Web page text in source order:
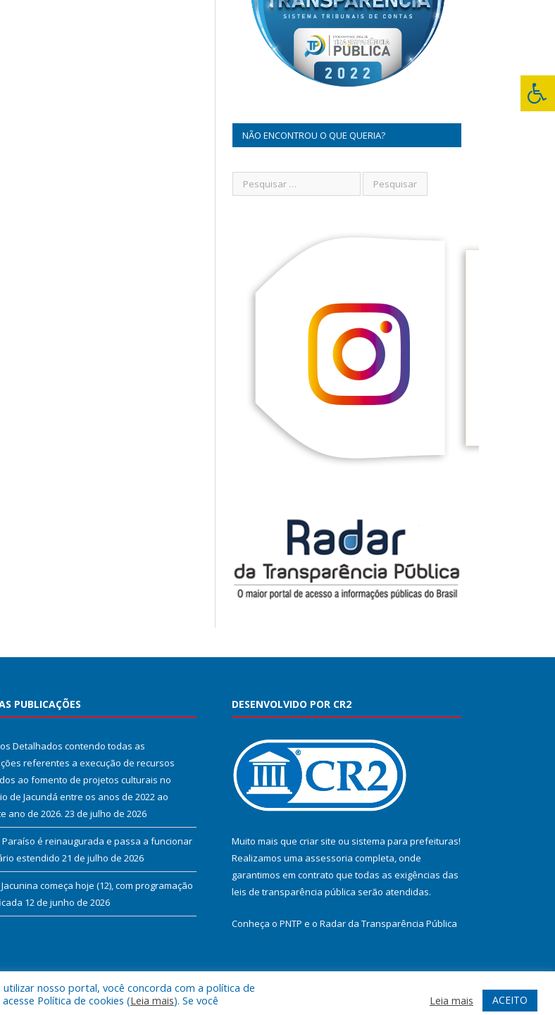
NÃO ENCONTROU O QUE QUERIA?
PUBLICAÇÕES
Detalhados contendo todas as
referentes a execução de recursos
ao fomento de projetos culturais no
de Jacundá entre os anos de 2022 ao
ano de 2026. 23 de julho de 2026
Paraíso é reinaugurada e passa a funcionar
estendido 21 de julho de 2026
começa hoje (12), com programação
12 de junho de 2026
DESENVOLVIDO POR CR2
Muito mais que criar site ou sistema para prefeituras!
Realizamos uma assessoria completa, onde
garantimos em contrato que todas as exigências das
leis de transparência pública serão atendidas.
Conheça o PNTP e o Radar da Transparência Pública
Mapa do Site Acessar Webmail
nosso portal, você concorda com a política de
Política de cookies (Leia mais). Se você
Leia mais ACEITO